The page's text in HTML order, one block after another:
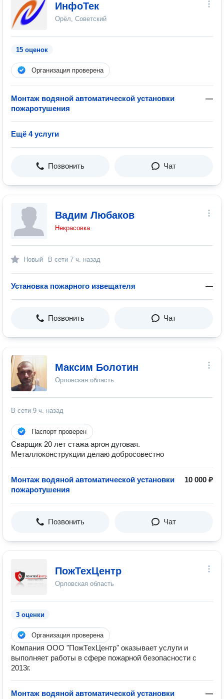
ИнфоТек
Орёл, Советский
15 оценок
Организация проверена
Монтаж водяной автоматической установки
пожаротушения
—
Ещё 4 услуги
Позвонить Чат
Вадим Любаков
Некрасовка
Новый В сети 7 ч. назад
Установка пожарного извещателя —
Позвонить Чат
Максим Болотин
Орловская область
В сети 9 ч. назад
Паспорт проверен
Сварщик 20 лет стажа аргон дуговая.
Металлоконструкции делаю добросовестно
Монтаж водяной автоматической установки
пожаротушения
10 000 ₽
Позвонить Чат
ПожТехЦентр
Орловская область
3 оценки
Организация проверена
Компания ООО "ПожТехЦентр" оказывает услуги и
выполняет работы в сфере пожарной безопасности с
2013г.
Монтаж водяной автоматической установки —